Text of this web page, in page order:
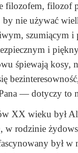
filozofem, filozof
nie używać
szumiącym i
i
śpiewają
— dotyczy to
XX wieku był
rodzinie
był